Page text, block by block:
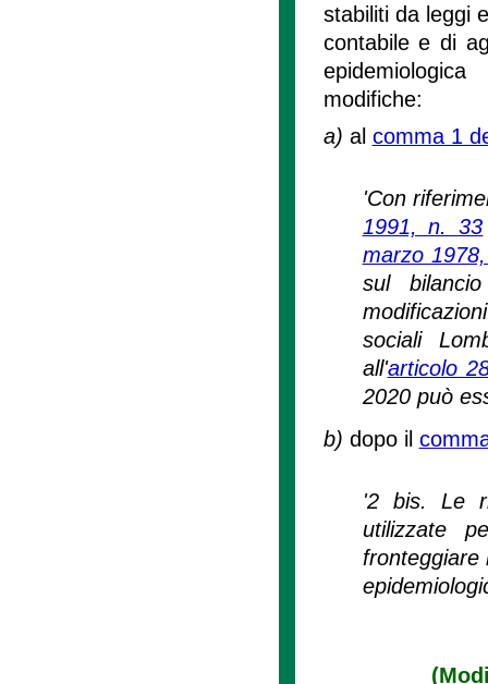
stabiliti da leggi
contabile e di
modifiche:
a) al comma 1
'Con
1991, n. 33
marzo
sul
sociali
all'articolo
2020 può
b) dopo il
'2 bis. Le
utilizzate
fronteggiare